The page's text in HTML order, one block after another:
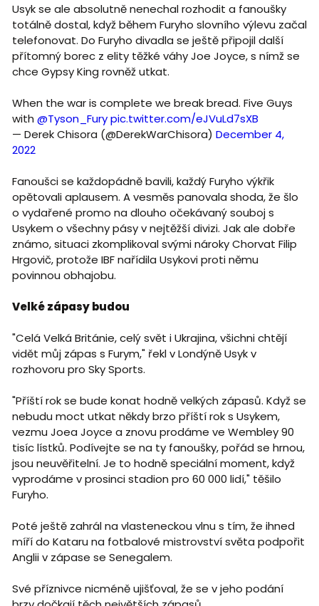
Usyk se ale absolutně nenechal rozhodit a fanoušky
totálně dostal, když během Furyho slovního výlevu začal
telefonovat. Do Furyho divadla se ještě připojil další
přítomný borec z elity těžké váhy Joe Joyce, s nímž se
chce Gypsy King rovněž utkat.
When the war is complete we break bread. Five Guys
with @Tyson_Fury pic.twitter.com/eJVuLd7sXB
— Derek Chisora (@DerekWarChisora) December 4,
2022
Fanoušci se každopádně bavili, každý Furyho výkřik
opětovali aplausem. A vesměs panovala shoda, že šlo
o vydařené promo na dlouho očekávaný souboj s
Usykem o všechny pásy v nejtěžší divizi. Jak ale dobře
známo, situaci zkomplikoval svými nároky Chorvat Filip
Hrgovič, protože IBF nařídila Usykovi proti němu
povinnou obhajobu.
Velké zápasy budou
"Celá Velká Británie, celý svět i Ukrajina, všichni chtějí
vidět můj zápas s Furym," řekl v Londýně Usyk v
rozhovoru pro Sky Sports.
"Příští rok se bude konat hodně velkých zápasů. Když se
nebudu moct utkat někdy brzo příští rok s Usykem,
vezmu Joea Joyce a znovu prodáme ve Wembley 90
tisíc lístků. Podívejte se na ty fanoušky, pořád se hrnou,
jsou neuvěřitelní. Je to hodně speciální moment, když
vyprodáme v prosinci stadion pro 60 000 lidí," těšilo
Furyho.
Poté ještě zahrál na vlasteneckou vlnu s tím, že ihned
míří do Kataru na fotbalové mistrovství světa podpořit
Anglii v zápase se Senegalem.
Své příznivce nicméně ujišťoval, že se v jeho podání